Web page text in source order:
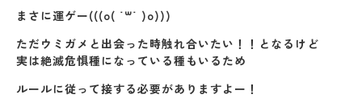
まさに運ゲー(((o( ˙꒳​˙ )o)))
ただウミガメと出会った時触れ合いたい！！となるけど
実は絶滅危惧種になっている種もいるため
ルールに従って接する必要がありますよー！